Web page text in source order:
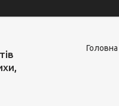
Головна